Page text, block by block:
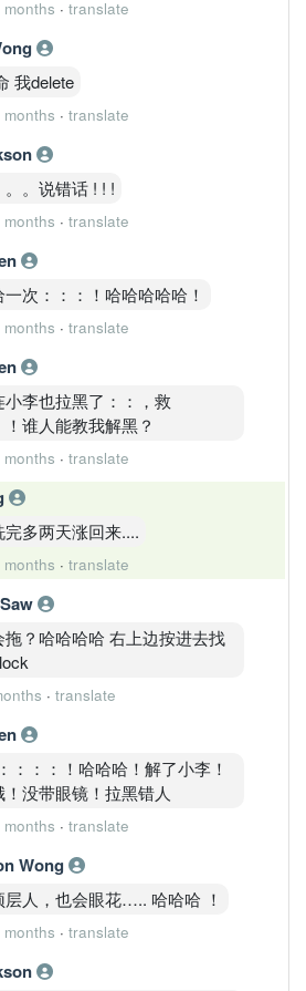
months · translate
我delete
months · translate
。。说错话 ! ! !
months · translate
次：：：！哈哈哈哈哈！
months · translate
小李也拉黑了：：，救
谁人能教我解黑？
months · translate
多两天涨回来....
months · translate
拖？哈哈哈哈 右上边按进去找
· translate
：：：！哈哈哈！解了小李！
！没带眼镜！拉黑错人
months · translate
Wong
层人，也会眼花….. 哈哈哈 ！
months · translate